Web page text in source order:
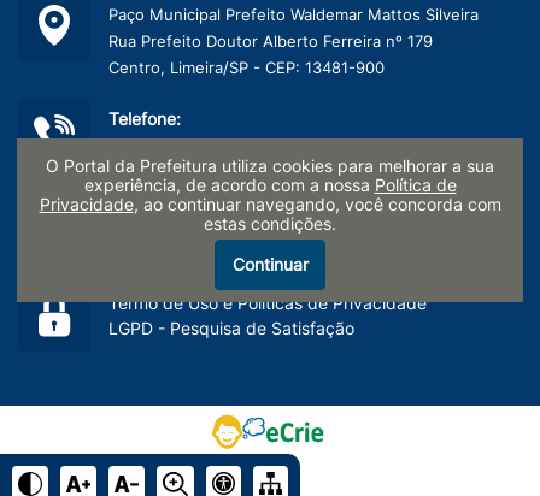
Paço Municipal Prefeito Waldemar Mattos Silveira
Rua Prefeito Doutor Alberto Ferreira nº 179
Centro, Limeira/SP - CEP: 13481-900
Telefone:
CNPJ:
45.132.495/0001-40
Termo de Uso e Políticas de Privacidade
LGPD - Pesquisa de Satisfação
O Portal da Prefeitura utiliza cookies para melhorar a sua
experiência, de acordo com a nossa Política de
Privacidade, ao continuar navegando, você concorda com
estas condições.
Continuar